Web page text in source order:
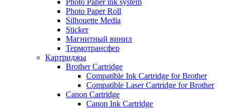
Photo Paper ink system
Photo Paper Roll
Silhouette Media
Sticker
Магнитный винил
Термотрансфер
Картриджы
Brother Cartridge
Compatible Ink Cartridge for Brother
Compatible Laser Cartridge for Brother
Canon Cartridge
Canon Ink Cartridge